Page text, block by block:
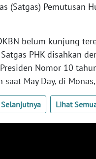
(Satgas) Pemutusan
belum kunjung
PHK disahkan
Nomor 10
saat May Day, di
Selanjutnya Lihat